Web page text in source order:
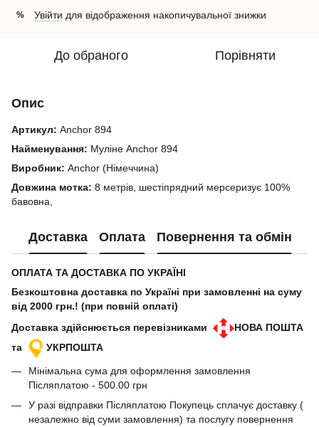
% Увійти для відображення накопичувальної знижки
До обраного Порівняти
Опис
Артикул: Anchor 894
Найменування: Муліне Anchor 894
Виробник: Anchor (Німеччина)
Довжина мотка: 8 метрів, шестіпрядний мерсеризує 100%
бавовна,
Доставка Оплата Повернення та обмін
ОПЛАТА ТА ДОСТАВКА ПО УКРАЇНІ
Безкоштовна доставка по Україні при замовленні на суму
від 2000 грн.! (при повній оплаті)
Доставка здійснюється перевізниками
НОВА ПОШТА
та
УКРПОШТА
Мінімальна сума для оформлення замовлення
Післяплатою - 500.00 грн
У разі відправки Післяплатою Покупець сплачує доставку (
незалежно від суми замовлення) та послугу повернення